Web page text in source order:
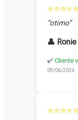
⭐⭐⭐⭐⭐
“otimo”
👤
✔️ Cliente
09/06/2026
⭐⭐⭐⭐⭐